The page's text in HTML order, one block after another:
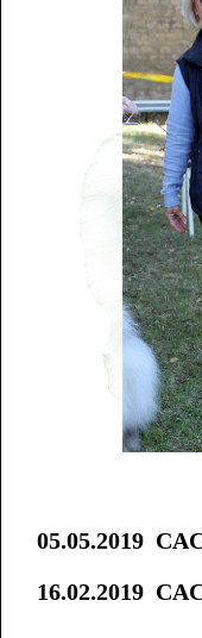
05.05.2019
16.02.2019